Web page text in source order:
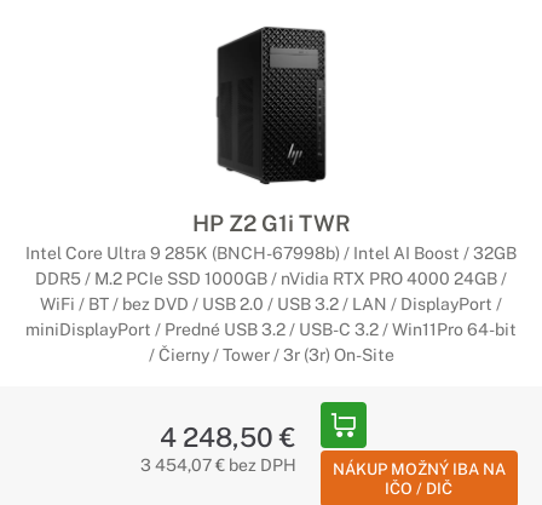
HP Z2 G1i TWR
Intel Core Ultra 9 285K (BNCH-67998b) / Intel AI Boost / 32GB
DDR5 / M.2 PCIe SSD 1000GB / nVidia RTX PRO 4000 24GB /
WiFi / BT / bez DVD / USB 2.0 / USB 3.2 / LAN / DisplayPort /
miniDisplayPort / Predné USB 3.2 / USB-C 3.2 / Win11Pro 64-bit
/ Čierny / Tower / 3r (3r) On-Site
4 248,50 €
3 454,07 € bez DPH
NÁKUP MOŽNÝ IBA NA
IČO / DIČ